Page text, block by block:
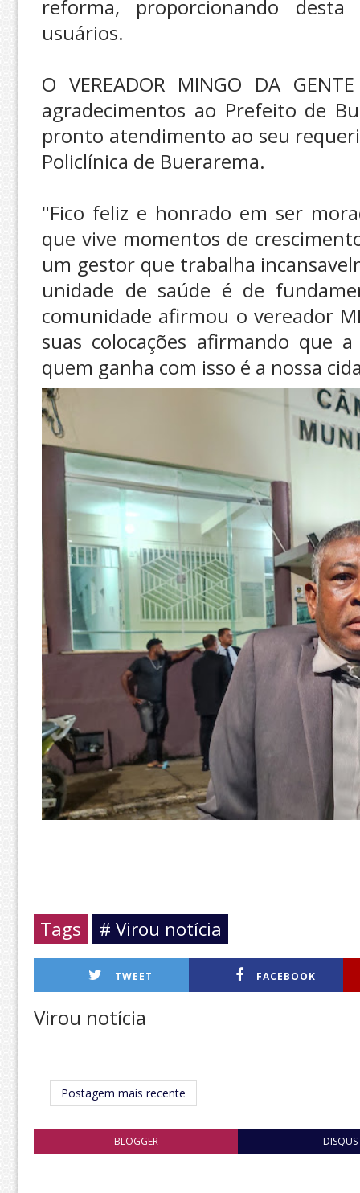
reforma, proporcionando
usuários.
O VEREADOR MINGO DA
agradecimentos ao Prefeito de
pronto atendimento ao seu
Policlínica de Buerarema.
"Fico feliz e honrado em ser
que vive momentos de
um gestor que trabalha
unidade de saúde é de
comunidade afirmou o vereador
suas colocações afirmando que
quem ganha com isso é a nossa
Tags # Virou notícia
TWEET FACEBOOK
Virou notícia
Postagem mais recente
BLOGGER DISQUS